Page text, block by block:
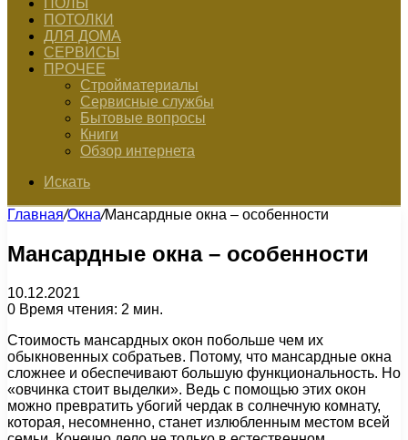
ПОЛЫ
ПОТОЛКИ
ДЛЯ ДОМА
СЕРВИСЫ
ПРОЧЕЕ
Стройматериалы
Сервисные службы
Бытовые вопросы
Книги
Обзор интернета
Искать
Главная/Окна/Мансардные окна – особенности
Мансардные окна – особенности
10.12.2021
0 Время чтения: 2 мин.
Стоимость мансардных окон побольше чем их
обыкновенных собратьев. Потому, что мансардные окна
сложнее и обеспечивают большую функциональность. Но
«овчинка стоит выделки». Ведь с помощью этих окон
можно превратить убогий чердак в солнечную комнату,
которая, несомненно, станет излюбленным местом всей